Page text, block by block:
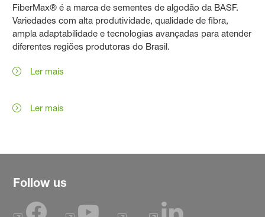
FiberMax® é a marca de sementes de algodão da BASF.
Variedades com alta produtividade, qualidade de fibra,
ampla adaptabilidade e tecnologias avançadas para atender
diferentes regiões produtoras do Brasil.
Ler mais
Ler mais
Follow us